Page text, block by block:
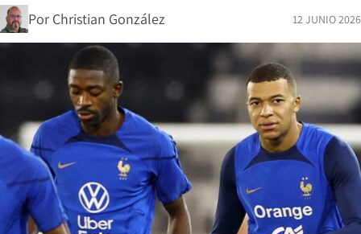
Por Christian González 12 JUNIO 2026